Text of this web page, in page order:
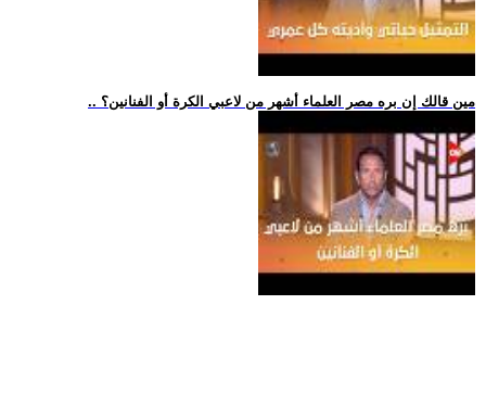
.. مين قالك إن بره مصر العلماء أشهر من لاعبي الكرة أو الفنانين؟